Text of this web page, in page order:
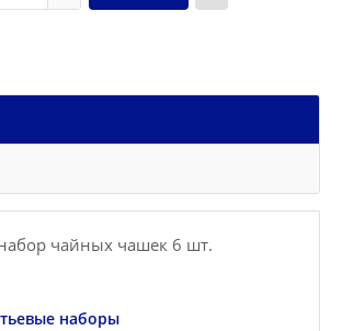
чайных чашек 6 шт.
наборы